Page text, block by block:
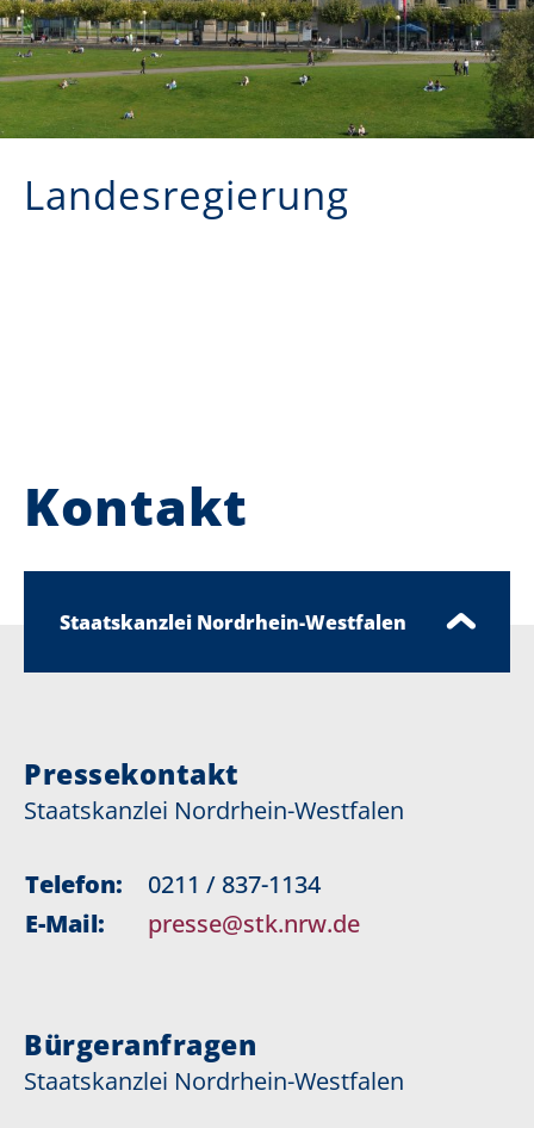
Landesregierung
Kontakt
Staatskanzlei Nordrhein-Westfalen
Pressekontakt
Staatskanzlei Nordrhein-Westfalen
Telefon:
0211 / 837-1134
E-Mail:
presse@stk.nrw.de
Bürgeranfragen
Staatskanzlei Nordrhein-Westfalen